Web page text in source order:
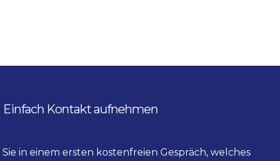
Einfach Kontakt aufnehmen
in einem ersten kostenfreien Gespräch, welches